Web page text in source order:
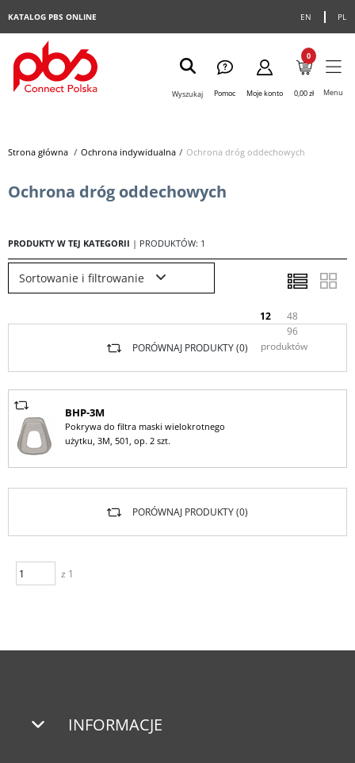
EN PL
KATALOG PBS ONLINE
Wyszukaj Pomoc Moje konto
0
0,00 zł Menu
Strona główna> Ochrona indywidualna> Ochrona dróg oddechowych
Ochrona dróg oddechowych
PRODUKTY W TEJ KATEGORII | PRODUKTÓW: 1
Sortowanie i filtrowanie
12
48
96
produktów
PORÓWNAJ PRODUKTY (0)
BHP-3M
Pokrywa do filtra maski wielokrotnego
użytku, 3M, 501, op. 2 szt.
z 1
PORÓWNAJ PRODUKTY (0)
INFORMACJE